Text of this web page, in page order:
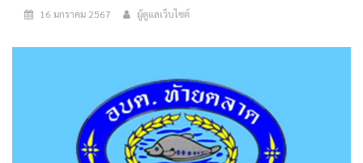
16 มกราคม 2567 ผู้ดูแลเว็บไซต์